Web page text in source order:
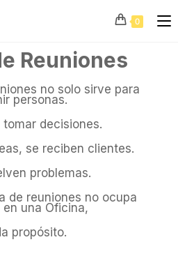
0
Reuniones
no solo sirve para
personas.
decisiones.
se reciben clientes.
problemas.
de reuniones no ocupa
en una Oficina,
propósito.